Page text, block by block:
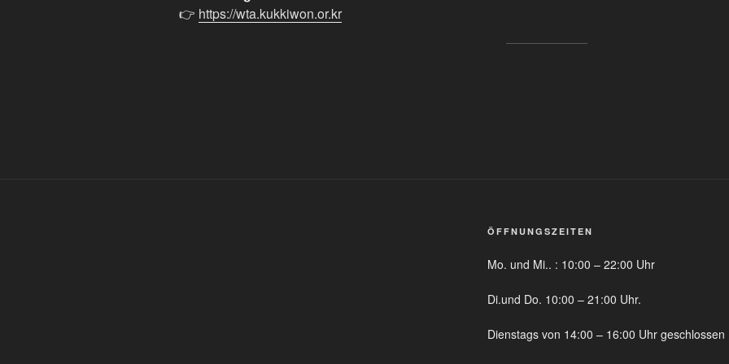
👉 https://wta.kukkiwon.or.kr
ÖFFNUNGSZEITEN
Mo. und Mi.. : 10:00 – 22:00 Uhr
Di.und Do. 10:00 – 21:00 Uhr.
Dienstags von 14:00 – 16:00 Uhr geschlossen